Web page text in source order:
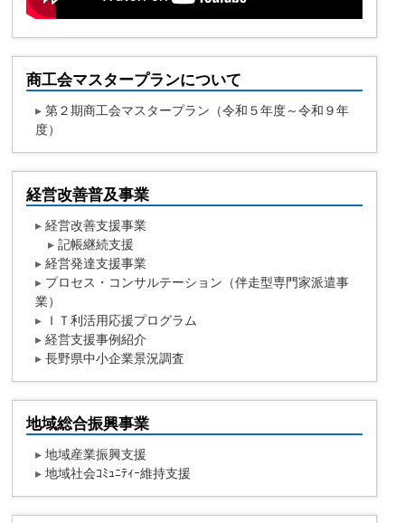
商工会マスタープランについて
▸第２期商工会マスタープラン（令和５年度～令和９年
度）
経営改善普及事業
▸経営改善支援事業
▸記帳継続支援
▸経営発達支援事業
▸ プロセス・コンサルテーション（伴走型専門家派遣事
業）
▸ ＩＴ利活用応援プログラム
▸経営支援事例紹介
▸長野県中小企業景況調査
地域総合振興事業
▸地域産業振興支援
▸地域社会ｺﾐｭﾆﾃｨｰ維持支援